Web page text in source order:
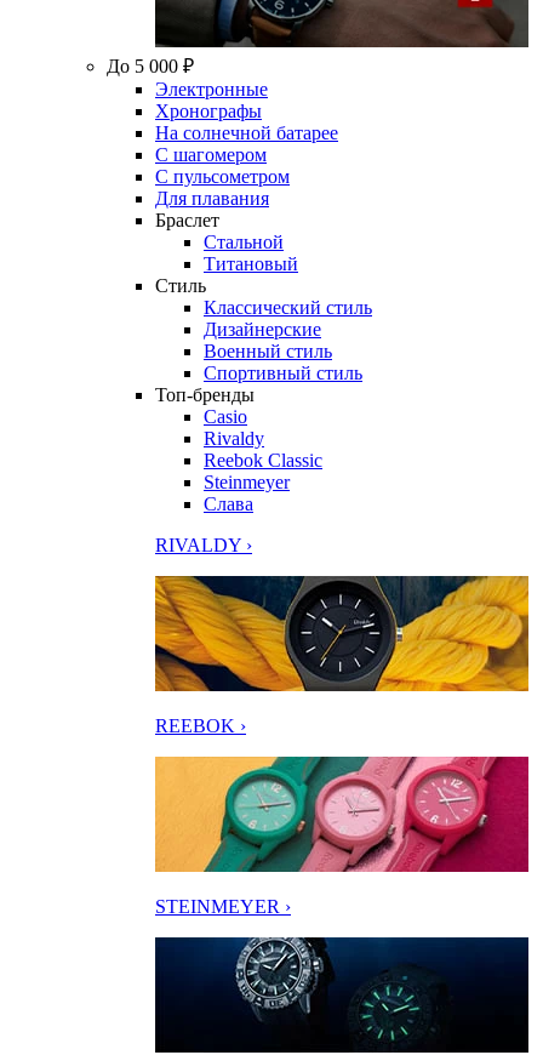
До 5 000 ₽
Электронные
Хронографы
На солнечной батарее
С шагомером
С пульсометром
Для плавания
Браслет
Стальной
Титановый
Стиль
Классический стиль
Дизайнерские
Военный стиль
Спортивный стиль
Топ-бренды
Casio
Rivaldy
Reebok Classic
Steinmeyer
Слава
RIVALDY ›
REEBOK ›
STEINMEYER ›